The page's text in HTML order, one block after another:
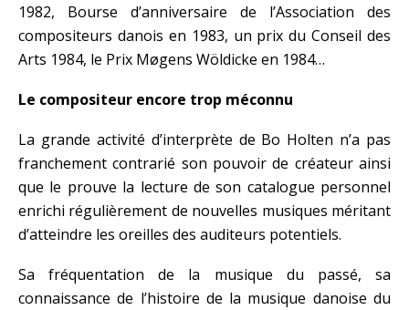
1982, Bourse d’anniversaire de l’Association des
compositeurs danois en 1983, un prix du Conseil des
Arts 1984, le Prix Møgens Wöldicke en 1984…
Le compositeur encore trop méconnu
La grande activité d’interprète de Bo Holten n’a pas
franchement contrarié son pouvoir de créateur ainsi
que le prouve la lecture de son catalogue personnel
enrichi régulièrement de nouvelles musiques méritant
d’atteindre les oreilles des auditeurs potentiels.
Sa fréquentation de la musique du passé, sa
connaissance de l’histoire de la musique danoise du